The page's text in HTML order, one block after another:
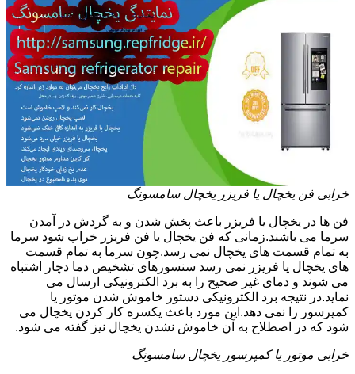
خرابی فن یخچال یا فریزر یخچال سامسونگ
فن ها در یخچال یا فریزر باعث پخش شدن و به گردش در آمدن
سرما می باشند.زمانی که فن یخچال یا فن فریزر خراب شود سرما
به تمام قسمت های یخچال نمی رسد.چون سرما به تمام قسمت
های یخچال یا فریزر نمی رسد سنسورهای تشخیص دما دچار اشتباه
می شوند و دمای غیر صحیح را به برد الکترونیکی ارسال می
نماید.در نتیجه برد الکترونیکی دستور خاموش شدن موتور یا
کمپرسور را نمی دهد.این مورد باعث یکسره کار کردن یخچال می
شود که در اصطلاح به آن خاموش نشدن یخچال نیز گفته می شود.
خرابی موتور یا کمپرسور یخچال سامسونگ